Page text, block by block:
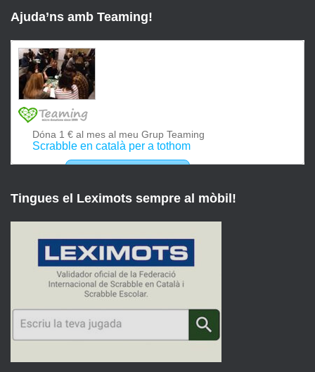
Ajuda’ns amb Teaming!
Tingues el Leximots sempre al mòbil!